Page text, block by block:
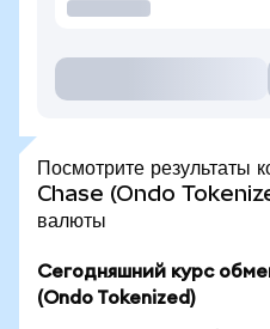
Посмотрите
Chase (Ondo
валюты
Сегодняшний курс
(Ondo Tokenized)